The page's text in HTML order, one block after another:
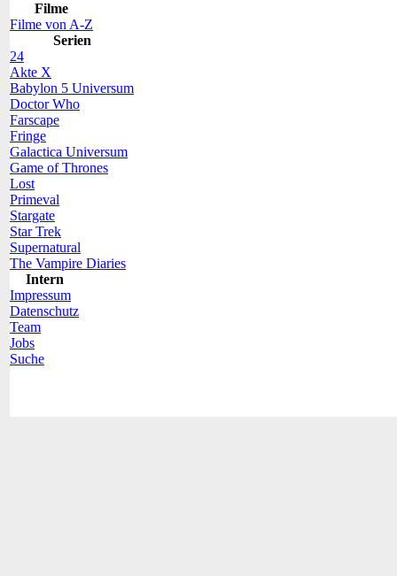
Filme
Filme von A-Z
Serien
24
Akte X
Babylon 5 Universum
Doctor Who
Farscape
Fringe
Galactica Universum
Game of Thrones
Lost
Primeval
Stargate
Star Trek
Supernatural
The Vampire Diaries
Intern
Impressum
Datenschutz
Team
Jobs
Suche